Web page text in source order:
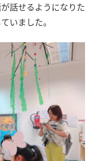
話せるようになりた
いました。